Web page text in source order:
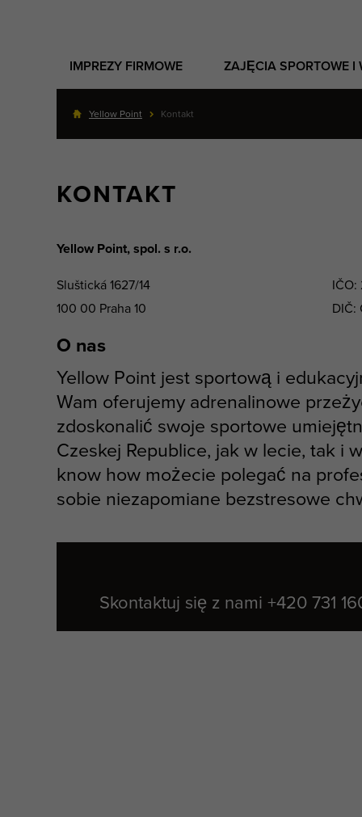
IMPREZY FIRMOWE ZAJĘCIA SPORTOWE I
Yellow Point Kontakt
KONTAKT
Yellow Point, spol. s r.o.
Sluštická 1627/14
100 00 Praha 10
IČO:
DIČ:
O nas
Yellow Point jest sportową i
Wam oferujemy adrenalinowe
zdoskonalić swoje sportowe
Czeskej Republice, jak w lecie, tak i
know how możecie polegać na
sobie niezapomiane bezstresowe
Skontaktuj się z nami +420 731